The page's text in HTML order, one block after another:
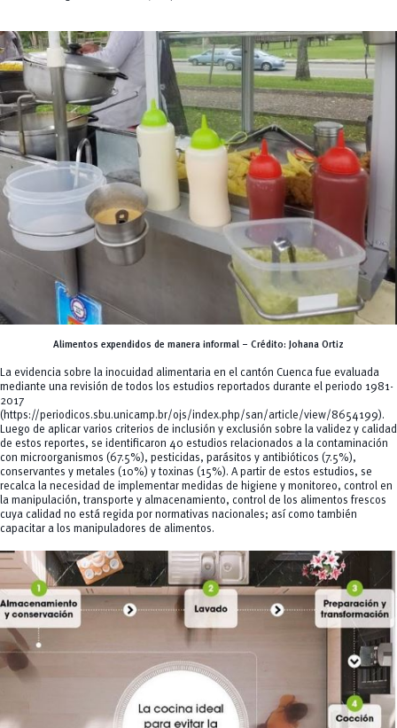
Alimentos expendidos de manera informal – Crédito: Johana Ortiz
La evidencia sobre la inocuidad alimentaria en el cantón Cuenca fue evaluada
mediante una revisión de todos los estudios reportados durante el periodo 1981-
2017
(https://periodicos.sbu.unicamp.br/ojs/index.php/san/article/view/8654199).
Luego de aplicar varios criterios de inclusión y exclusión sobre la validez y calidad
de estos reportes, se identificaron 40 estudios relacionados a la contaminación
con microorganismos (67.5%), pesticidas, parásitos y antibióticos (7.5%),
conservantes y metales (10%) y toxinas (15%). A partir de estos estudios, se
recalca la necesidad de implementar medidas de higiene y monitoreo, control en
la manipulación, transporte y almacenamiento, control de los alimentos frescos
cuya calidad no está regida por normativas nacionales; así como también
capacitar a los manipuladores de alimentos.